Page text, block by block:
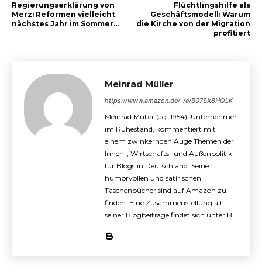
Regierungserklärung von
Merz: Reformen vielleicht
nächstes Jahr im Sommer…
Flüchtlingshilfe als
Geschäftsmodell: Warum
die Kirche von der Migration
profitiert
Meinrad Müller
https://www.amazon.de/-/e/B07SX8HQLK
Meinrad Müller (Jg. 1954), Unternehmer
im Ruhestand, kommentiert mit
einem zwinkernden Auge Themen der
Innen-, Wirtschafts- und Außenpolitik
für Blogs in Deutschland. Seine
humorvollen und satirischen
Taschenbücher sind auf Amazon zu
finden. Eine Zusammenstellung all
seiner Blogbeiträge findet sich unter B